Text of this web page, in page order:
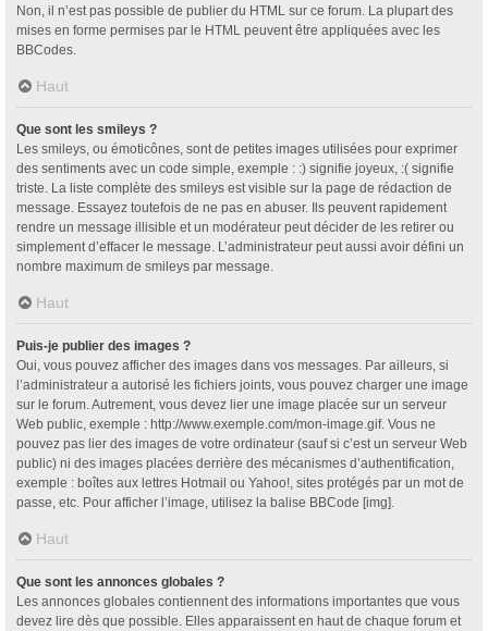
Non, il n’est pas possible de publier du HTML sur ce forum. La plupart des
mises en forme permises par le HTML peuvent être appliquées avec les
BBCodes.
Haut
Que sont les smileys ?
Les smileys, ou émoticônes, sont de petites images utilisées pour exprimer
des sentiments avec un code simple, exemple : :) signifie joyeux, :( signifie
triste. La liste complète des smileys est visible sur la page de rédaction de
message. Essayez toutefois de ne pas en abuser. Ils peuvent rapidement
rendre un message illisible et un modérateur peut décider de les retirer ou
simplement d’effacer le message. L’administrateur peut aussi avoir défini un
nombre maximum de smileys par message.
Haut
Puis-je publier des images ?
Oui, vous pouvez afficher des images dans vos messages. Par ailleurs, si
l’administrateur a autorisé les fichiers joints, vous pouvez charger une image
sur le forum. Autrement, vous devez lier une image placée sur un serveur
Web public, exemple : http://www.exemple.com/mon-image.gif. Vous ne
pouvez pas lier des images de votre ordinateur (sauf si c’est un serveur Web
public) ni des images placées derrière des mécanismes d’authentification,
exemple : boîtes aux lettres Hotmail ou Yahoo!, sites protégés par un mot de
passe, etc. Pour afficher l’image, utilisez la balise BBCode [img].
Haut
Que sont les annonces globales ?
Les annonces globales contiennent des informations importantes que vous
devez lire dès que possible. Elles apparaissent en haut de chaque forum et